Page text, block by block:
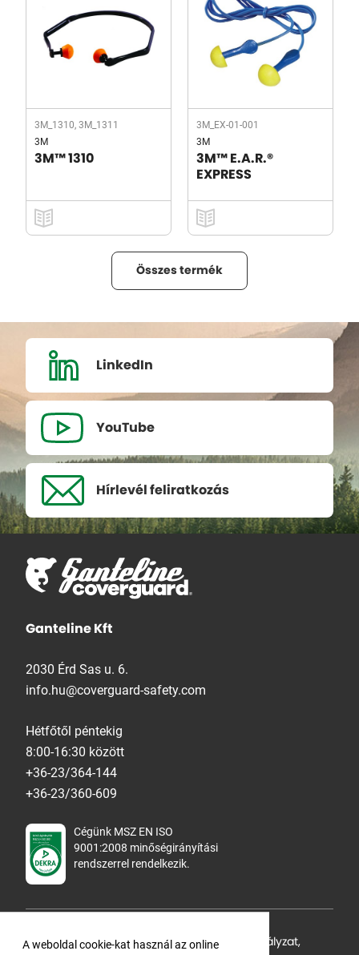
A weboldal cookie-kat használ az online
3M_1310, 3M_1311
3M
3M™ 1310
3M_EX-01-001
3M
3M™ E.A.R.®
EXPRESS
Összes termék
LinkedIn
YouTube
Hírlevél feliratkozás
Ganteline Kft
2030 Érd Sas u. 6.
info.hu@coverguard-safety.com
Hétfőtől péntekig
8:00-16:30 között
+36-23/364-144
+36-23/360-609
Cégünk MSZ EN ISO
9001:2008 minőségirányítási
rendszerrel rendelkezik.
Adatvédelmi tájékoztató,Cookie Szabályzat,